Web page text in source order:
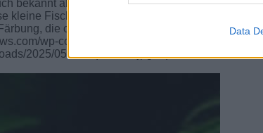
Data
bekannt als Sundadanio retiarius, ist eine
kleine Fischart, die eine maximale Länge von
die oft aus einem Muster von leuchtenden
wp-content/uploads/2024/01/Sundadanio-
2025/05/LNAquaristik.jpg